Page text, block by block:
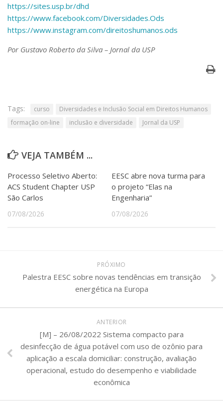
https://sites.usp.br/dhd
https://www.facebook.com/Diversidades.Ods
https://www.instagram.com/direitoshumanos.ods
Por Gustavo Roberto da Silva – Jornal da USP
Tags: curso
Diversidades e Inclusão Social em Direitos Humanos
formação on-line
inclusão e diversidade Jornal da USP
VEJA TAMBÉM ...
Processo Seletivo Aberto:
ACS Student Chapter USP
São Carlos
07/08/2026
EESC abre nova turma para
o projeto “Elas na
Engenharia”
07/08/2026
PRÓXIMO
Palestra EESC sobre novas tendências em transição
energética na Europa
ANTERIOR
[M] – 26/08/2022 Sistema compacto para
desinfecção de água potável com uso de ozônio para
aplicação a escala domiciliar: construção, avaliação
operacional, estudo do desempenho e viabilidade
econômica